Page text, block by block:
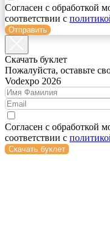
Согласен с обработкой
соответствии с
Отправить
Cкачать буклет
Пожалуйста, оставьте
Vodexpo 2026
Согласен с обработкой
соответствии с
Скачать буклет